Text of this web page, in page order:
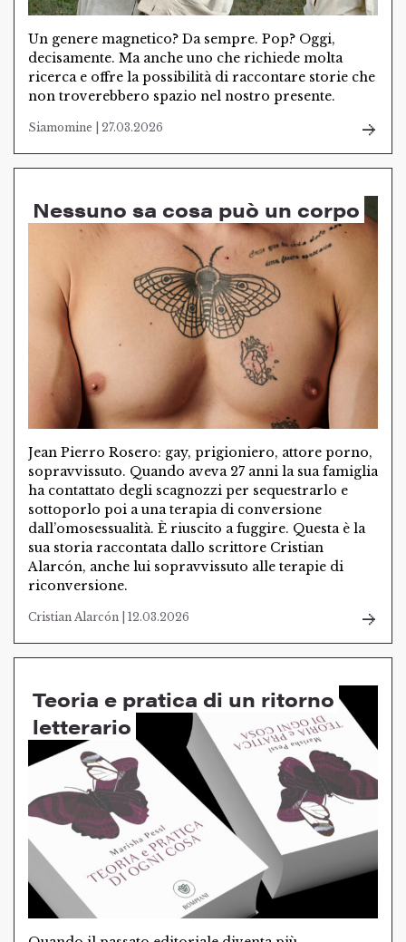
Un genere magnetico? Da sempre. Pop? Oggi,
decisamente. Ma anche uno che richiede molta
ricerca e offre la possibilità di raccontare storie che
non troverebbero spazio nel nostro presente.
Siamomine | 27.03.2026
Nessuno sa cosa può un corpo
Jean Pierro Rosero: gay, prigioniero, attore porno,
sopravvissuto. Quando aveva 27 anni la sua famiglia
ha contattato degli scagnozzi per sequestrarlo e
sottoporlo poi a una terapia di conversione
dall’omosessualità. È riuscito a fuggire. Questa è la
sua storia raccontata dallo scrittore Cristian
Alarcón, anche lui sopravvissuto alle terapie di
riconversione.
Cristian Alarcón | 12.03.2026
Teoria e pratica di un ritorno
letterario